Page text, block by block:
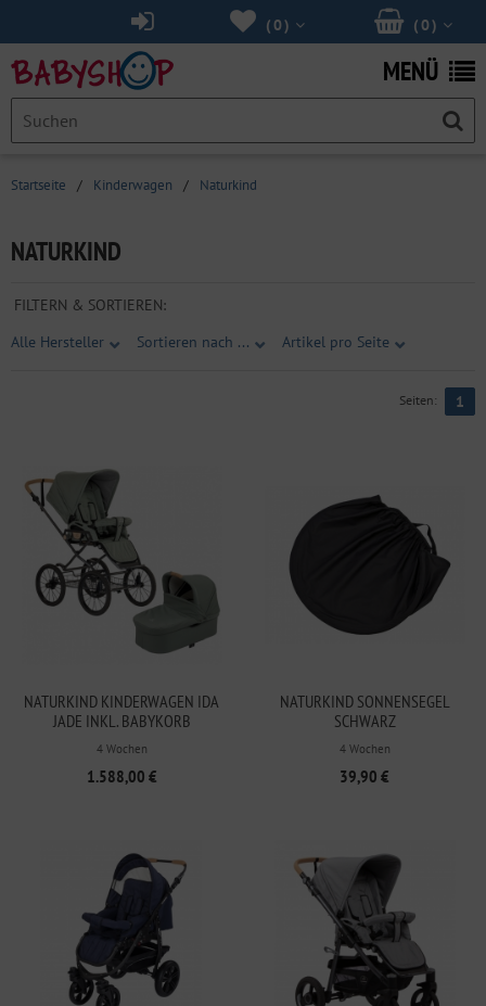
(0 )
(0 )
MENÜ
Startseite / Kinderwagen / Naturkind
NATURKIND
FILTERN & SORTIEREN:
Alle Hersteller
Sortieren nach ... Artikel pro Seite
Seiten: 1
NATURKIND KINDERWAGEN IDA
JADE INKL. BABYKORB
4 Wochen
1.588,00 €
NATURKIND SONNENSEGEL
SCHWARZ
4 Wochen
39,90 €